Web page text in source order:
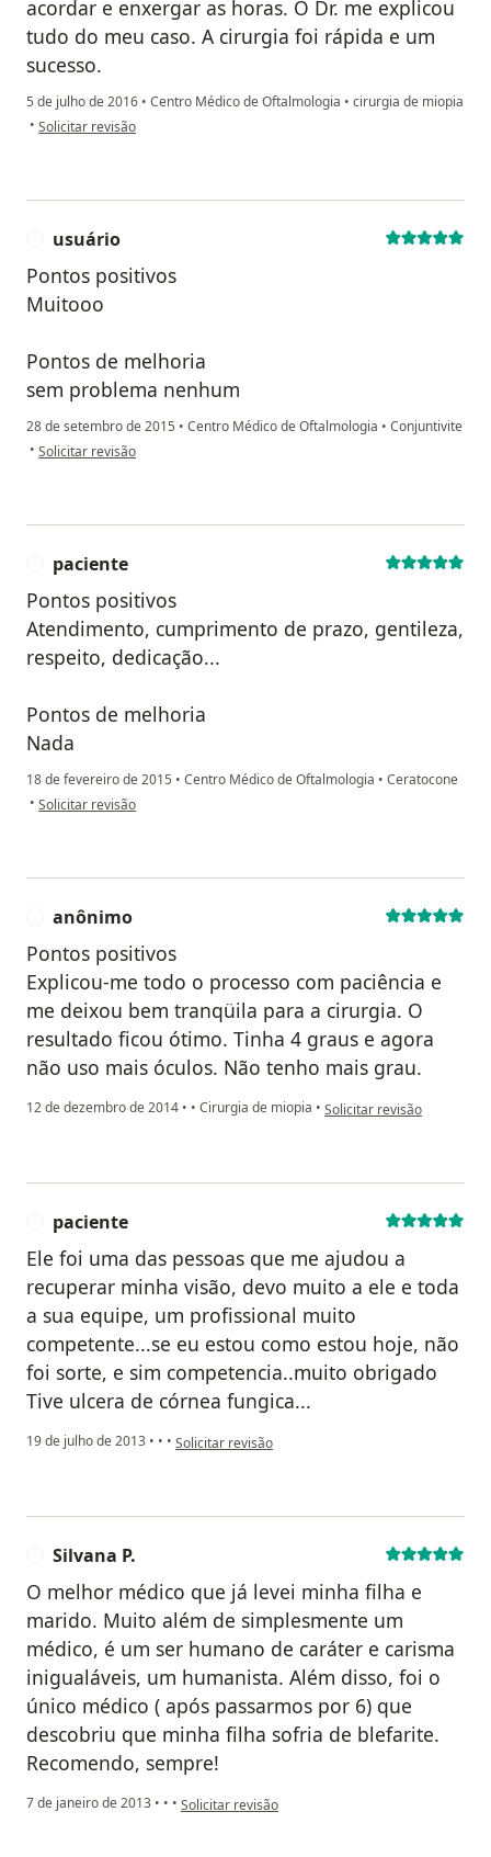
acordar e enxergar as horas. O Dr. me explicou
tudo do meu caso. A cirurgia foi rápida e um
sucesso.
5 de julho de 2016 • Centro Médico de Oftalmologia • cirurgia de miopia
• na opinião do utilizador paciente anônimo
Solicitar revisão
usuário
Pontos positivos
Muitooo
Pontos de melhoria
sem problema nenhum
28 de setembro de 2015 • Centro Médico de Oftalmologia • Conjuntivite
• na opinião do utilizador usuário
Solicitar revisão
paciente
Pontos positivos
Atendimento, cumprimento de prazo, gentileza,
respeito, dedicação...
Pontos de melhoria
Nada
18 de fevereiro de 2015 • Centro Médico de Oftalmologia • Ceratocone
• na opinião do utilizador paciente
Solicitar revisão
anônimo
Pontos positivos
Explicou-me todo o processo com paciência e
me deixou bem tranqüila para a cirurgia. O
resultado ficou ótimo. Tinha 4 graus e agora
não uso mais óculos. Não tenho mais grau.
12 de dezembro de 2014 • • Cirurgia de miopia • na opinião do utilizador
Solicitar revisão
paciente
Ele foi uma das pessoas que me ajudou a
recuperar minha visão, devo muito a ele e toda
a sua equipe, um profissional muito
competente...se eu estou como estou hoje, não
foi sorte, e sim competencia..muito obrigado
Tive ulcera de córnea fungica...
19 de julho de 2013 • • • na opinião do utilizador paciente
Solicitar revisão
Silvana P.
O melhor médico que já levei minha filha e
marido. Muito além de simplesmente um
médico, é um ser humano de caráter e carisma
inigualáveis, um humanista. Além disso, foi o
único médico ( após passarmos por 6) que
descobriu que minha filha sofria de blefarite.
Recomendo, sempre!
7 de janeiro de 2013 • • • na opinião do utilizador Silvana P.
Solicitar revisão